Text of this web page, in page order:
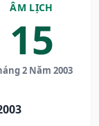
ÂM LỊCH
15
2 Năm 2003